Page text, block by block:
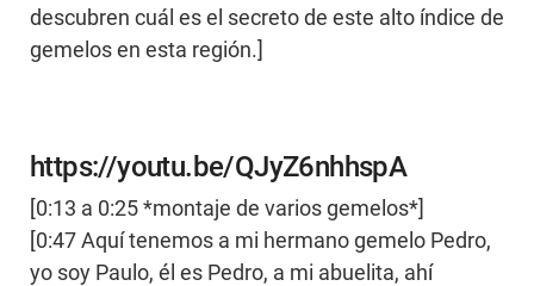
descubren cuál es el secreto de este alto índice de
gemelos en esta región.]
https://youtu.be/QJyZ6nhhspA
[0:13 a 0:25 *montaje de varios gemelos*]
[0:47 Aquí tenemos a mi hermano gemelo Pedro,
yo soy Paulo, él es Pedro, a mi abuelita, ahí